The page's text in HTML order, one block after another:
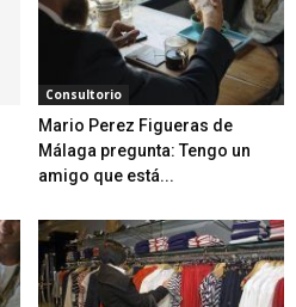
Consultorio
Mario Perez Figueras de
Málaga pregunta: Tengo un
amigo que está...